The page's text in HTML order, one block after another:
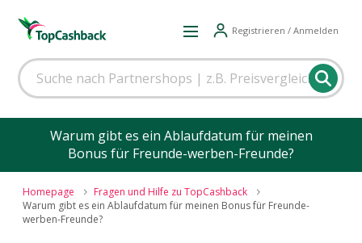
Registrieren / Anmelden
Warum gibt es ein Ablaufdatum für meinen
Bonus für Freunde-werben-Freunde?
Homepage
Fragen und Hilfe zu TopCashback
Warum gibt es ein Ablaufdatum für meinen Bonus für Freunde-
werben-Freunde?